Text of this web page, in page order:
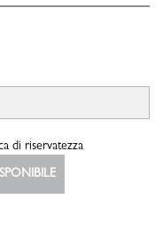
di riservatezza